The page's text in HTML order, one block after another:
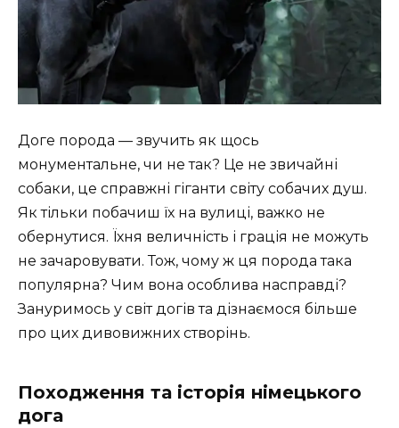
Доге порода — звучить як щось
монументальне, чи не так? Це не звичайні
собаки, це справжні гіганти світу собачих душ.
Як тільки побачиш їх на вулиці, важко не
обернутися. Їхня величність і грація не можуть
не зачаровувати. Тож, чому ж ця порода така
популярна? Чим вона особлива насправді?
Зануримось у світ догів та дізнаємося більше
про цих дивовижних створінь.
Походження та історія німецького
дога